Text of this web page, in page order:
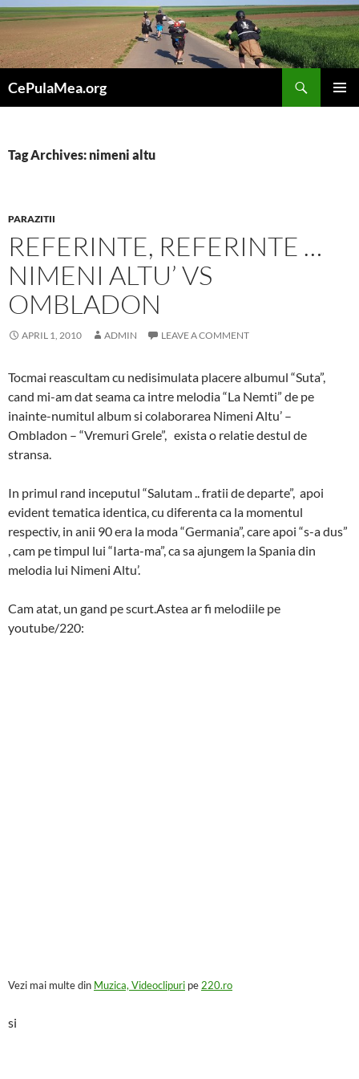
Skip
to
content
CePulaMea.org
Tag Archives: nimeni altu
PARAZITII
REFERINTE, REFERINTE …
NIMENI ALTU’ VS
OMBLADON
APRIL 1, 2010 ADMIN LEAVE A COMMENT
Tocmai reascultam cu nedisimulata placere albumul “Suta”,
cand mi-am dat seama ca intre melodia “La Nemti” de pe
inainte-numitul album si colaborarea Nimeni Altu’ –
Ombladon – “Vremuri Grele”, exista o relatie destul de
stransa.
In primul rand inceputul “Salutam .. fratii de departe”, apoi
evident tematica identica, cu diferenta ca la momentul
respectiv, in anii 90 era la moda “Germania”, care apoi “s-a dus”
, cam pe timpul lui “Iarta-ma”, ca sa ajungem la Spania din
melodia lui Nimeni Altu’.
Cam atat, un gand pe scurt.Astea ar fi melodiile pe
youtube/220:
Vezi mai multe din Muzica, Videoclipuri pe 220.ro
si